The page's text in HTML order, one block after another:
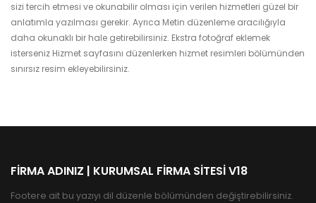
sizi tercih etmesi ve okunabilir olması için verilen hizmetleri güzel bir
anlatımla yazılması gerekir. Ayrıca Metin düzenleme aracılığıyla
daha okunaklı bir hale getirebilirsiniz. Ekstra fotoğraf eklemek
isterseniz Hizmet sayfasını düzenlerken hizmet resimleri bölümünden
sınırsız resim ekleyebilirsiniz.
FIRMA ADINIZ | KURUMSAL FIRMA SITESI V18
Footere ait bu yazıyı dil düzenle bölümünden değiştirebilirsiniz.